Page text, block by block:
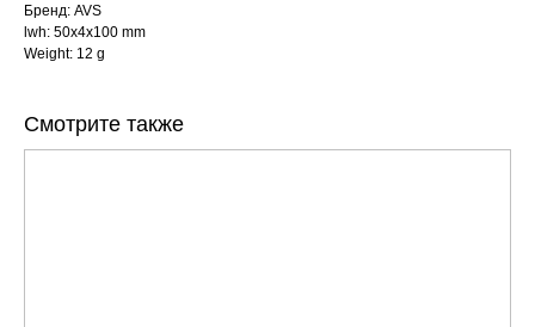
Бренд: AVS
lwh: 50x4x100 mm
Weight: 12 g
Смотрите также